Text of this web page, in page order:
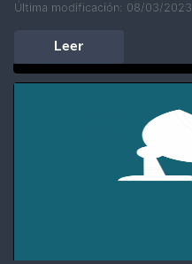
Última modificación: 08/03/2023
Leer